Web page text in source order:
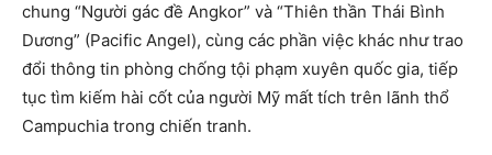
chung “Người gác đề Angkor” và “Thiên thần Thái Bình
Dương” (Pacific Angel), cùng các phần việc khác như trao
đổi thông tin phòng chống tội phạm xuyên quốc gia, tiếp
tục tìm kiếm hài cốt của người Mỹ mất tích trên lãnh thổ
Campuchia trong chiến tranh.